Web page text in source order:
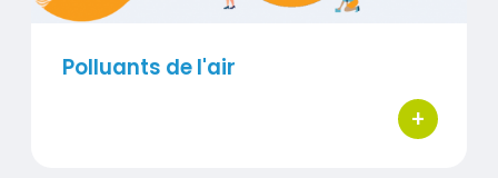
Polluants de l'air
+
bouton